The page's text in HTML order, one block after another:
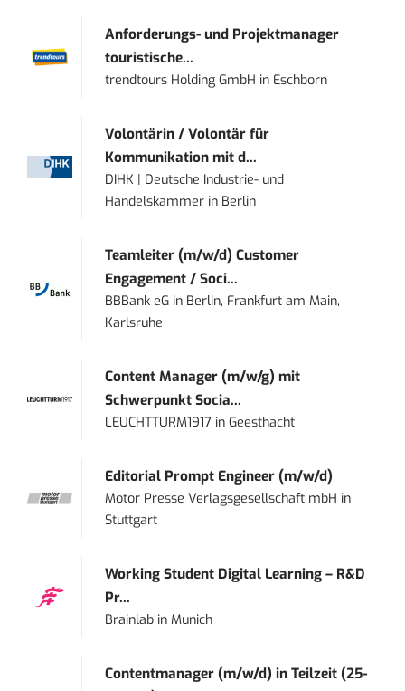
Anforderungs- und Projektmanager
touristische...
trendtours Holding GmbH in Eschborn
Volontärin / Volontär für
Kommunikation mit d...
DIHK | Deutsche Industrie- und
Handelskammer in Berlin
Teamleiter (m/w/d) Customer
Engagement / Soci...
BBBank eG in Berlin, Frankfurt am Main,
Karlsruhe
Content Manager (m/w/g) mit
Schwerpunkt Socia...
LEUCHTTURM1917 inGeesthacht
Editorial Prompt Engineer (m/w/d)
Motor Presse Verlagsgesellschaft mbH in
Stuttgart
Working Student Digital Learning – R&D
Pr...
Brainlab inMunich
Contentmanager (m/w/d) in Teilzeit (25-